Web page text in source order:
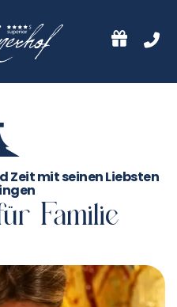
Familie
Zeit mit seinen Liebsten